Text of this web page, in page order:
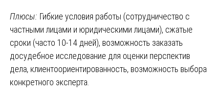
Плюсы: Гибкие условия работы (сотрудничество с
частными лицами и юридическими лицами), сжатые
сроки (часто 10-14 дней), возможность заказать
досудебное исследование для оценки перспектив
дела, клиентоориентированность, возможность выбора
конкретного эксперта.